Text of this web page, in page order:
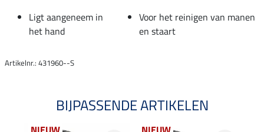
Ligt aangeneem in
het hand
Voor het reinigen van manen
en staart
Artikelnr.: 431960--S
BIJPASSENDE ARTIKELEN